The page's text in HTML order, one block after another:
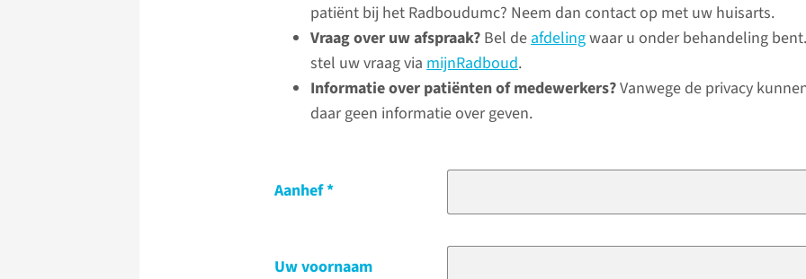
patiënt bij het Radboudumc? Neem dan contact op met uw huisarts.
Vraag over uw afspraak? Bel deafdelingwaar u onder behandeling
stel uw vraag via mijnRadboud.
Informatie over patiënten of medewerkers?Vanwege de privacy
daar geen informatie over geven.
Aanhef
Uw voornaam